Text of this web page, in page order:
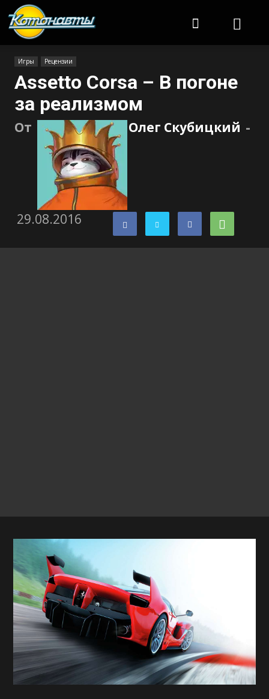
Игры Рецензии
Assetto Corsa – В погоне
за реализмом
От Олег Скубицкий -
29.08.2016